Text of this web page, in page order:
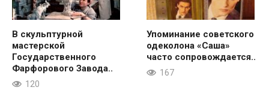
В скульптурной
мастерской
Государственного
Фарфорового Завода..
120
Упоминание советского
одеколона «Саша»
часто сопровождается..
167